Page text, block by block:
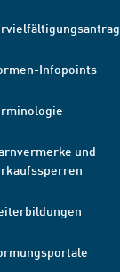
Infopoints
und